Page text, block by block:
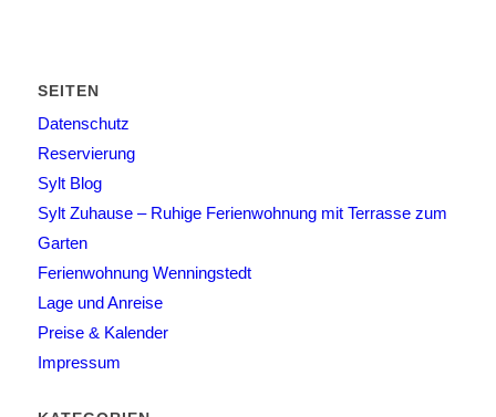
SEITEN
Datenschutz
Reservierung
Sylt Blog
Sylt Zuhause – Ruhige Ferienwohnung mit Terrasse zum
Garten
Ferienwohnung Wenningstedt
Lage und Anreise
Preise & Kalender
Impressum